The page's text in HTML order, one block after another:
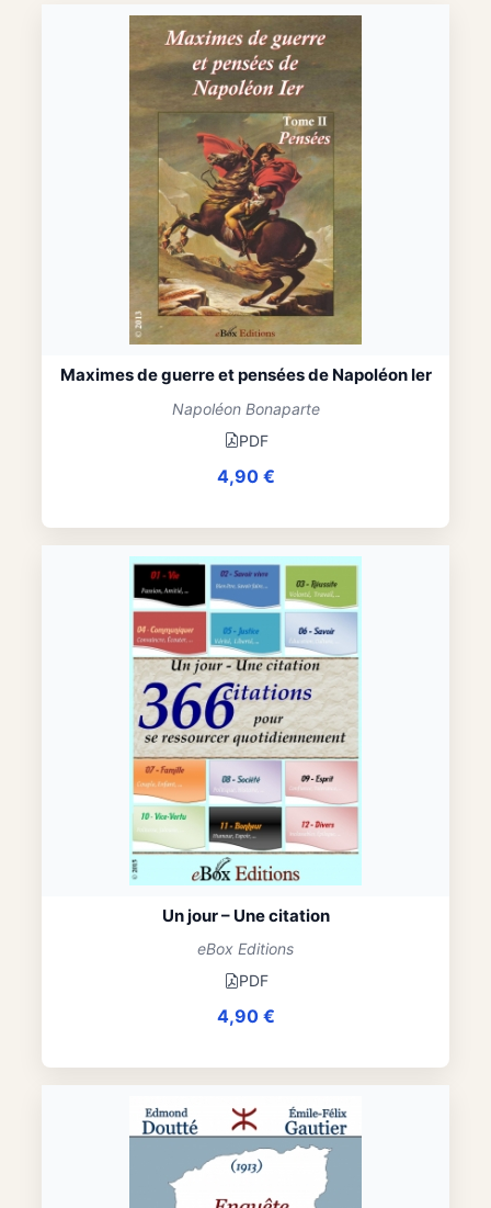
Maximes de guerre et pensées de Napoléon Ier
Napoléon Bonaparte
PDF
4,90 €
Un jour – Une citation
eBox Editions
PDF
4,90 €